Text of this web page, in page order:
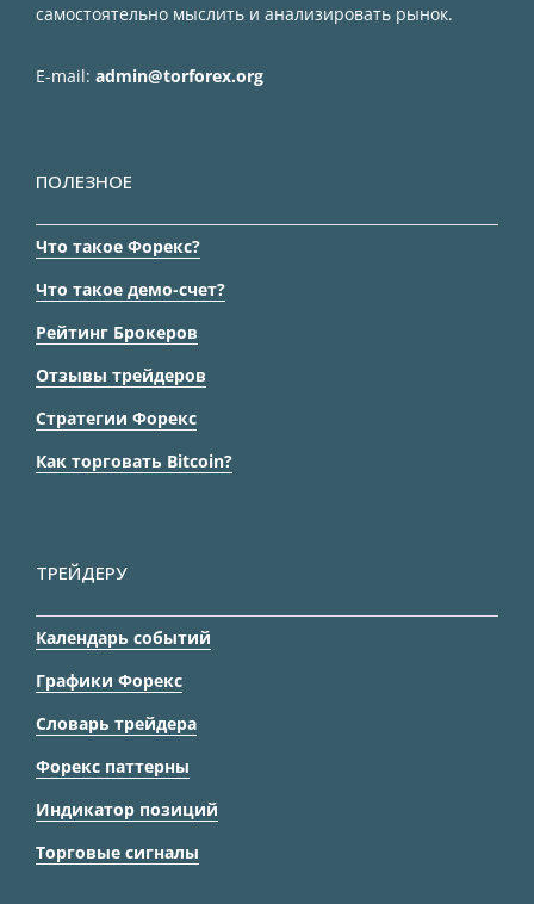
самостоятельно мыслить и анализировать рынок.
E-mail: admin@torforex.org
ПОЛЕЗНОЕ
Что такое Форекс?
Что такое демо-счет?
Рейтинг Брокеров
Отзывы трейдеров
Стратегии Форекс
Как торговать Bitcoin?
ТРЕЙДЕРУ
Календарь событий
Графики Форекс
Словарь трейдера
Форекс паттерны
Индикатор позиций
Торговые сигналы